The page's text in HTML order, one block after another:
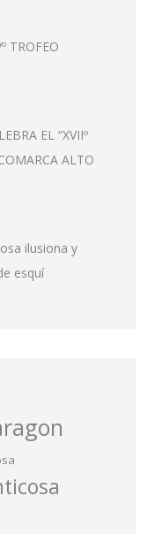
TROFEO
EL “XVIIº
ALTO
ilusiona y
esquí